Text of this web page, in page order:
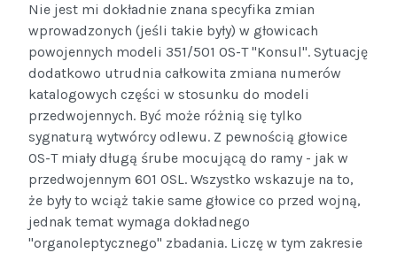
Nie jest mi dokładnie znana specyfika zmian
wprowadzonych (jeśli takie były) w głowicach
powojennych modeli 351/501 OS-T "Konsul". Sytuację
dodatkowo utrudnia całkowita zmiana numerów
katalogowych części w stosunku do modeli
przedwojennych. Być może różnią się tylko
sygnaturą wytwórcy odlewu. Z pewnością głowice
OS-T miały długą śrube mocującą do ramy - jak w
przedwojennym 601 OSL. Wszystko wskazuje na to,
że były to wciąż takie same głowice co przed wojną,
jednak temat wymaga dokładnego
"organoleptycznego" zbadania. Liczę w tym zakresie